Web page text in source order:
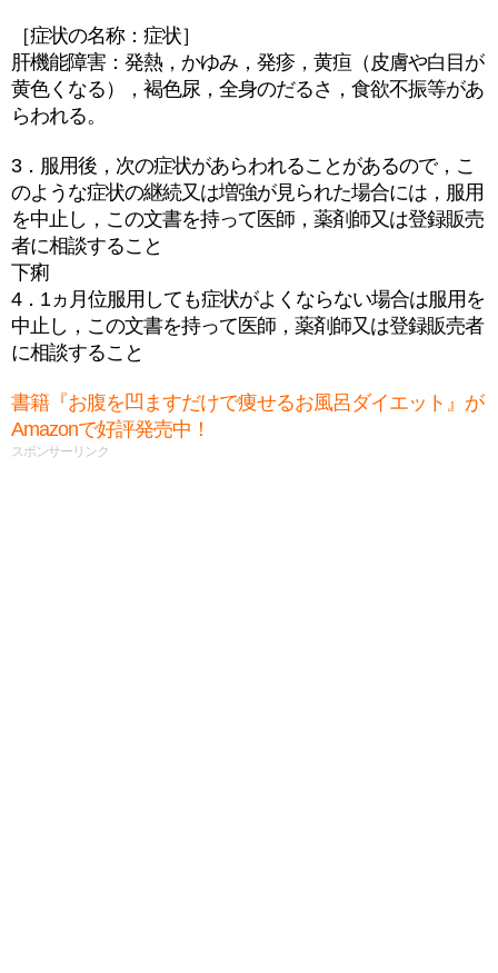
［症状の名称：症状］
肝機能障害：発熱，かゆみ，発疹，黄疸（皮膚や白目が
黄色くなる），褐色尿，全身のだるさ，食欲不振等があ
らわれる。
3．服用後，次の症状があらわれることがあるので，こ
のような症状の継続又は増強が見られた場合には，服用
を中止し，この文書を持って医師，薬剤師又は登録販売
者に相談すること
下痢
4．1ヵ月位服用しても症状がよくならない場合は服用を
中止し，この文書を持って医師，薬剤師又は登録販売者
に相談すること
書籍『お腹を凹ますだけで痩せるお風呂ダイエット』が
Amazonで好評発売中！
スポンサーリンク